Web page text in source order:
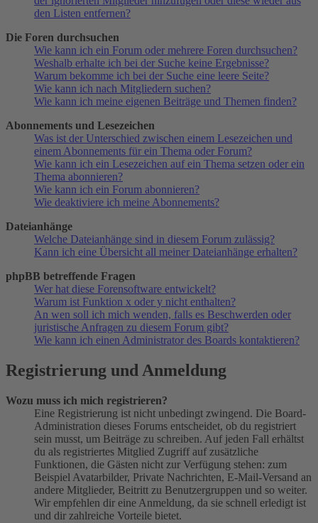
den Listen entfernen?
Die Foren durchsuchen
Wie kann ich ein Forum oder mehrere Foren durchsuchen?
Weshalb erhalte ich bei der Suche keine Ergebnisse?
Warum bekomme ich bei der Suche eine leere Seite?
Wie kann ich nach Mitgliedern suchen?
Wie kann ich meine eigenen Beiträge und Themen finden?
Abonnements und Lesezeichen
Was ist der Unterschied zwischen einem Lesezeichen und
einem Abonnements für ein Thema oder Forum?
Wie kann ich ein Lesezeichen auf ein Thema setzen oder ein
Thema abonnieren?
Wie kann ich ein Forum abonnieren?
Wie deaktiviere ich meine Abonnements?
Dateianhänge
Welche Dateianhänge sind in diesem Forum zulässig?
Kann ich eine Übersicht all meiner Dateianhänge erhalten?
phpBB betreffende Fragen
Wer hat diese Forensoftware entwickelt?
Warum ist Funktion x oder y nicht enthalten?
An wen soll ich mich wenden, falls es Beschwerden oder
juristische Anfragen zu diesem Forum gibt?
Wie kann ich einen Administrator des Boards kontaktieren?
Registrierung und Anmeldung
Wozu muss ich mich registrieren?
Eine Registrierung ist nicht unbedingt zwingend. Die Board-
Administration dieses Forums entscheidet, ob du registriert
sein musst, um Beiträge zu schreiben. Auf jeden Fall erhältst
du als registriertes Mitglied Zugriff auf zusätzliche
Funktionen, die Gästen nicht zur Verfügung stehen: zum
Beispiel Avatarbilder, Private Nachrichten, E-Mail-Versand an
andere Mitglieder, Beitritt zu Benutzergruppen und so weiter.
Wir empfehlen dir eine Anmeldung, da sie schnell erledigt ist
und dir zahlreiche Vorteile bietet.